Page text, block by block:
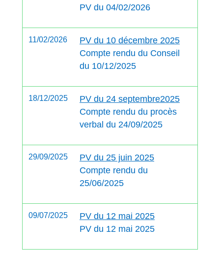
PV du 04/02/2026
11/02/2026
PV du 10 décembre 2025
Compte rendu du Conseil
du 10/12/2025
18/12/2025
PV du 24 septembre2025
Compte rendu du procès
verbal du 24/09/2025
29/09/2025
PV du 25 juin 2025
Compte rendu du
25/06/2025
09/07/2025
PV du 12 mai 2025
PV du 12 mai 2025